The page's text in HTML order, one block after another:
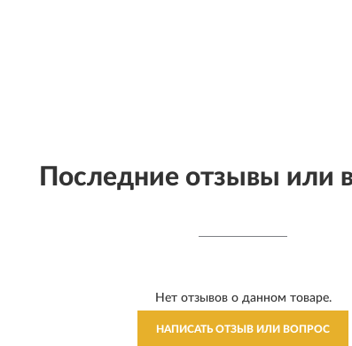
Последние отзывы или
Нет отзывов о данном товаре.
НАПИСАТЬ ОТЗЫВ ИЛИ ВОПРОС